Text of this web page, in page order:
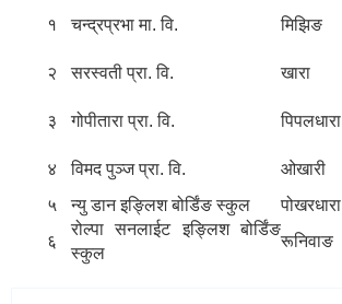
१
चन्द्रप्रभा मा. वि. मिझिङ
२
सरस्वती प्रा. वि. खारा
३
गोपीतारा प्रा. वि. पिपलधारा
४
विमद पुञ्ज प्रा. वि. ओखारी
५
न्यु डान इङ्लिश बोर्डिंङ स्कुल पोखरधारा
६
रोल्पा सनलाईट इङ्लिश बोर्डिंङ
स्कुल
रूनिवाङ